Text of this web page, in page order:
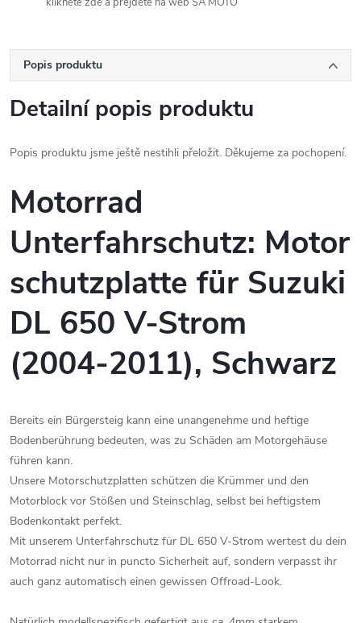
Popis produktu
Detailní popis produktu
Popis produktu jsme ještě nestihli přeložit. Děkujeme za pochopení.
Motorrad
Unterfahrschutz: Motor
schutzplatte für Suzuki
DL 650 V-Strom
(2004-2011), Schwarz
Bereits ein Bürgersteig kann eine unangenehme und heftige
Bodenberührung bedeuten, was zu Schäden am Motorgehäuse
führen kann.
Unsere Motorschutzplatten schützen die Krümmer und den
Motorblock vor Stößen und Steinschlag, selbst bei heftigstem
Bodenkontakt perfekt.
Mit unserem Unterfahrschutz für DL 650 V-Strom wertest du dein
Motorrad nicht nur in puncto Sicherheit auf, sondern verpasst ihr
auch ganz automatisch einen gewissen Offroad-Look.